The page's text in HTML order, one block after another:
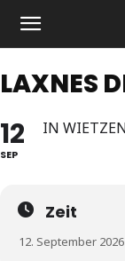
LAXNES
12
SEP
IN
Zeit
12. September